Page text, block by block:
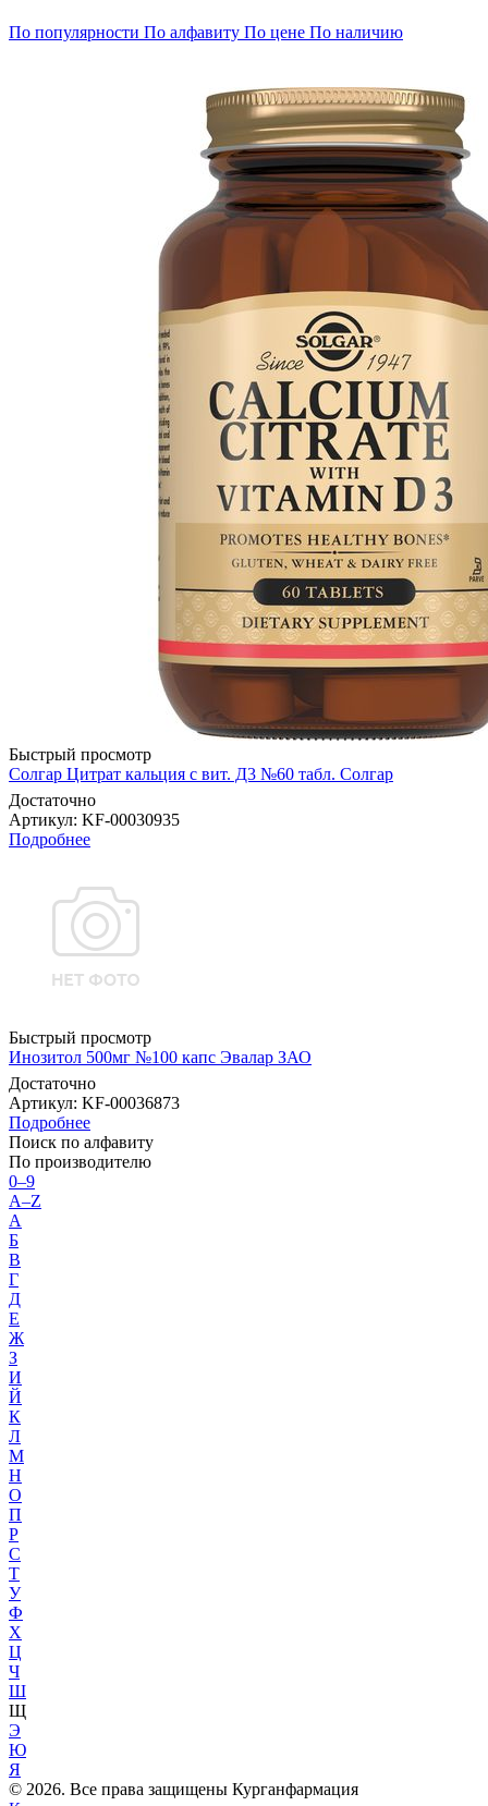
По популярности По алфавиту По цене По наличию
Быстрый просмотр
Солгар Цитрат кальция с вит. Д3 №60 табл. Солгар
Достаточно
Артикул: KF-00030935
Подробнее
Быстрый просмотр
Инозитол 500мг №100 капс Эвалар ЗАО
Достаточно
Артикул: KF-00036873
Подробнее
Поиск по алфавиту
По производителю
0–9
A–Z
А
Б
В
Г
Д
Е
Ж
З
И
Й
К
Л
М
Н
О
П
Р
С
Т
У
Ф
Х
Ц
Ч
Ш
Щ
Э
Ю
Я
© 2026. Все права защищены Курганфармация